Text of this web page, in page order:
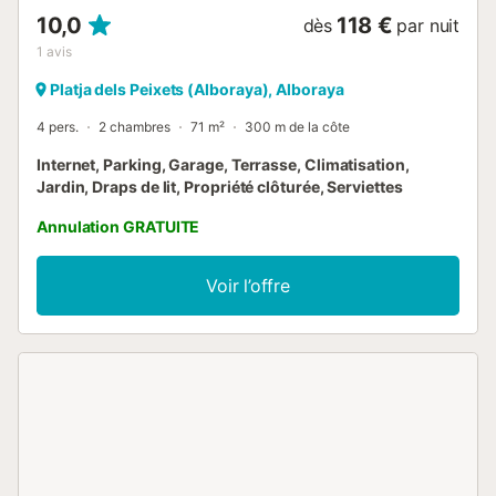
10,0
1 avis
dès 118 € par nuit
Platja dels Peixets (Alboraya), Alboraya
4 pers. 2 chambres 71 m² 300 m de la côte
Internet, Parking, Garage, Terrasse, Climatisation,
Jardin, Draps de lit, Propriété clôturée, Serviettes
Annulation GRATUITE
Voir l’offre